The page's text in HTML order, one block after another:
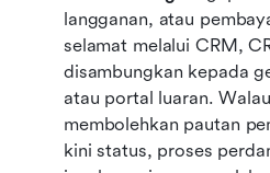
langganan, atau
selamat melalui CRM,
disambungkan kepada
atau portal luaran.
membolehkan pautan
kini status, proses